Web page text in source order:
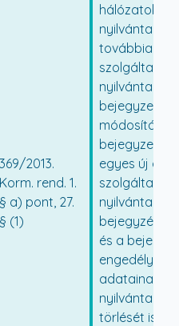
369/2013.
Korm. rend. 1.
§ a) pont, 27.
§ (1)
hálózatok
szolgáltatói
bejegyzett
módosítása,
bejegyzett
egyes új
szolgáltatói
bejegyzését
és a
engedélyes
adatainak a
törlését is.